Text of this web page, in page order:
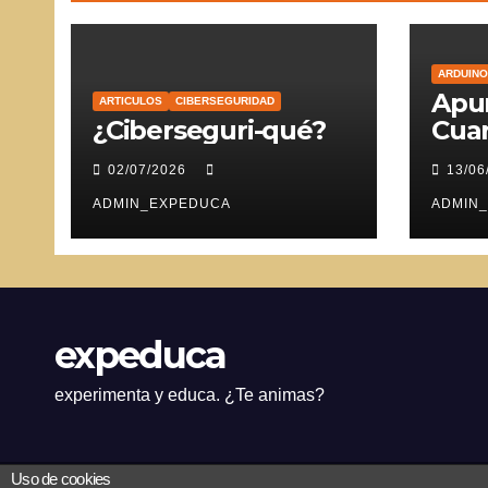
ARTICULOS CIBERSEGURIDAD
¿Ciberseguri-qué?
02/07/2026
ADMIN_EXPEDUCA
ARDUINO
13/
expeduca
experimenta y educa. ¿Te animas?
Uso de cookies